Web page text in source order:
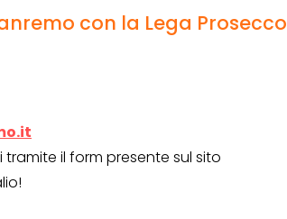
con la Lega Prosecco
il form presente sul sito